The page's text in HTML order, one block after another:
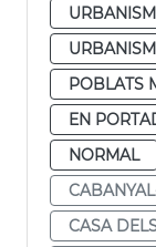
POBLATS
EN
NORMAL
CASA